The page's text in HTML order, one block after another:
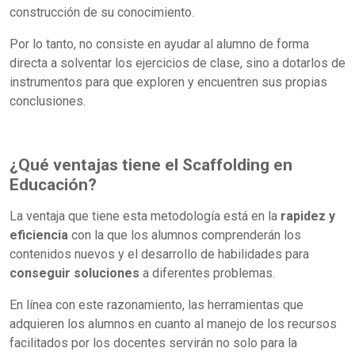
construcción de su conocimiento.
Por lo tanto, no consiste en ayudar al alumno de forma
directa a solventar los ejercicios de clase, sino a dotarlos de
instrumentos para que exploren y encuentren sus propias
conclusiones.
¿Qué ventajas tiene el Scaffolding en
Educación?
La ventaja que tiene esta metodología está en la rapidez y
eficiencia con la que los alumnos comprenderán los
contenidos nuevos y el desarrollo de habilidades para
conseguir soluciones a diferentes problemas.
En línea con este razonamiento, las herramientas que
adquieren los alumnos en cuanto al manejo de los recursos
facilitados por los docentes servirán no solo para la